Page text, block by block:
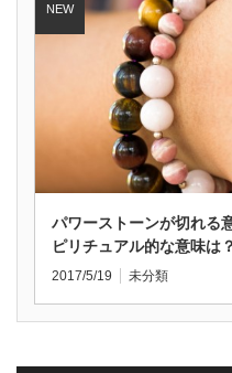
パワーストーンが切れる
ピリチュアル的な意味は？
2017/5/19 未分類